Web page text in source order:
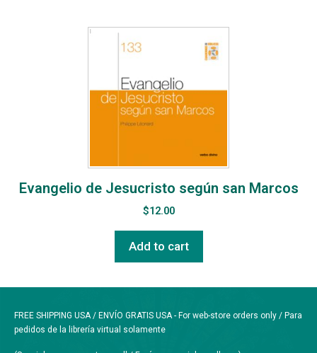
Evangelio de Jesucristo según san Marcos
$12.00
Add to cart
FREE SHIPPING USA / ENVÍO GRATIS USA - For web-store orders only / Para
pedidos de la librería virtual solamente